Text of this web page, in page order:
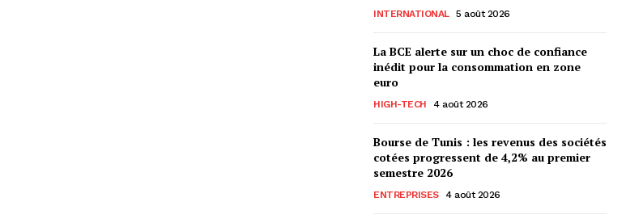
INTERNATIONAL 5 août 2026
La BCE alerte sur un choc de confiance
inédit pour la consommation en zone
euro
HIGH-TECH 4 août 2026
Bourse de Tunis : les revenus des sociétés
cotées progressent de 4,2% au premier
semestre 2026
ENTREPRISES 4 août 2026